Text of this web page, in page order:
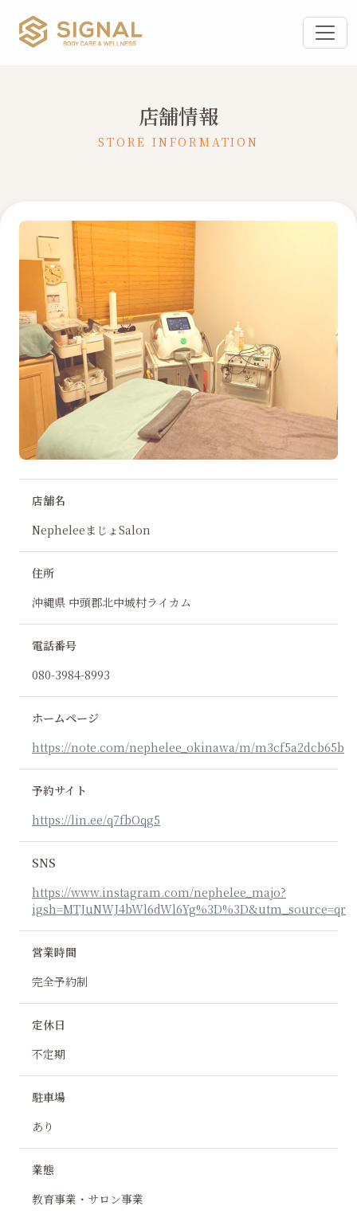
店舗情報
STORE INFORMATION
店舗名
NepheleeまじょSalon
住所
沖縄県 中頭郡北中城村ライカム
電話番号
080-3984-8993
ホームページ
https://note.com/nephelee_okinawa/m/m3cf5a2dcb65b
予約サイト
https://lin.ee/q7fbOqg5
SNS
https://www.instagram.com/nephelee_majo?
igsh=MTJuNWJ4bWl6dWl6Yg%3D%3D&utm_source=qr
営業時間
完全予約制
定休日
不定期
駐車場
あり
業態
教育事業・サロン事業